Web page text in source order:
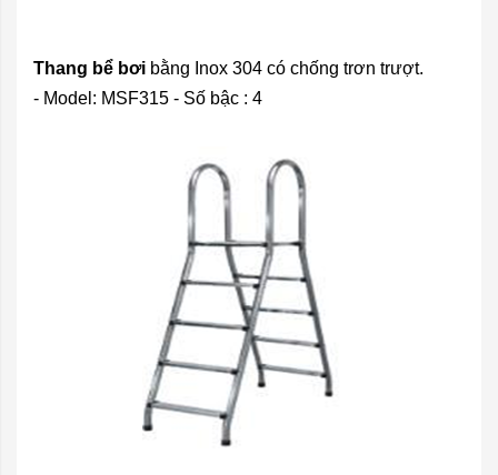
Thang bể bơi bằng Inox 304 có chống trơn trượt.
- Model: MSF315 - Số bậc : 4